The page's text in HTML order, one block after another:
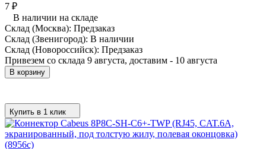
7 ₽
В наличии на складе
Склад (Москва): Предзаказ
Склад (Звенигород): В наличии
Склад (Новороссийск): Предзаказ
Привезем со склада 9 августа, доставим - 10 августа
В корзину
Купить в 1 клик